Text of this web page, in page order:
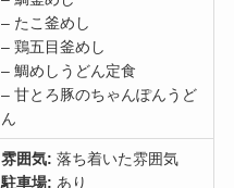
– たこ釜めし
– 鶏五目釜めし
– 鯛めしうどん定食
– 甘とろ豚のちゃんぽんうど
ん
雰囲気: 落ち着いた雰囲気
駐車場: あり